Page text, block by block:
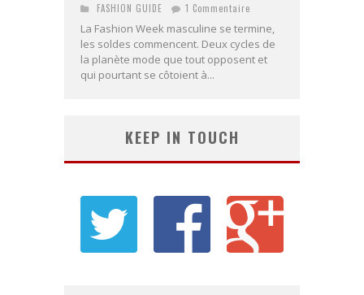
FASHION GUIDE
1 Commentaire
La Fashion Week masculine se termine,
les soldes commencent. Deux cycles de
la planète mode que tout opposent et
qui pourtant se côtoient à...
KEEP IN TOUCH